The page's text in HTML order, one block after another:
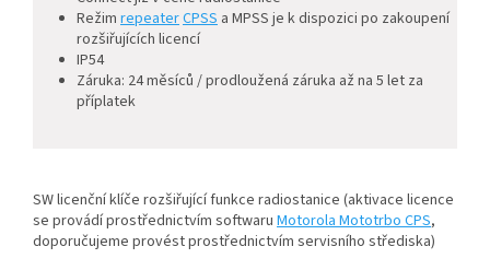
Režim repeaterCPSS a MPSS je k dispozici po zakoupení
rozšiřujících licencí
IP54
Záruka: 24 měsíců / prodloužená záruka až na 5 let za
příplatek
SW licenční klíče rozšiřující funkce radiostanice (aktivace licence
se provádí prostřednictvím softwaru Motorola Mototrbo CPS,
doporučujeme provést prostřednictvím servisního střediska)